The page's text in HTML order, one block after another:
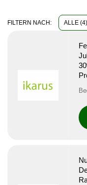
FILTERN NACH: ALLE (4)